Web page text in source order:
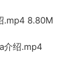
.mp4 8.80M
介绍.mp4